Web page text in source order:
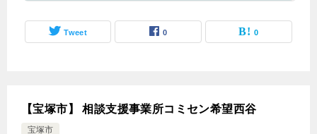
Tweet 0 0
【宝塚市】 相談支援事業所コミセン希望西谷
宝塚市